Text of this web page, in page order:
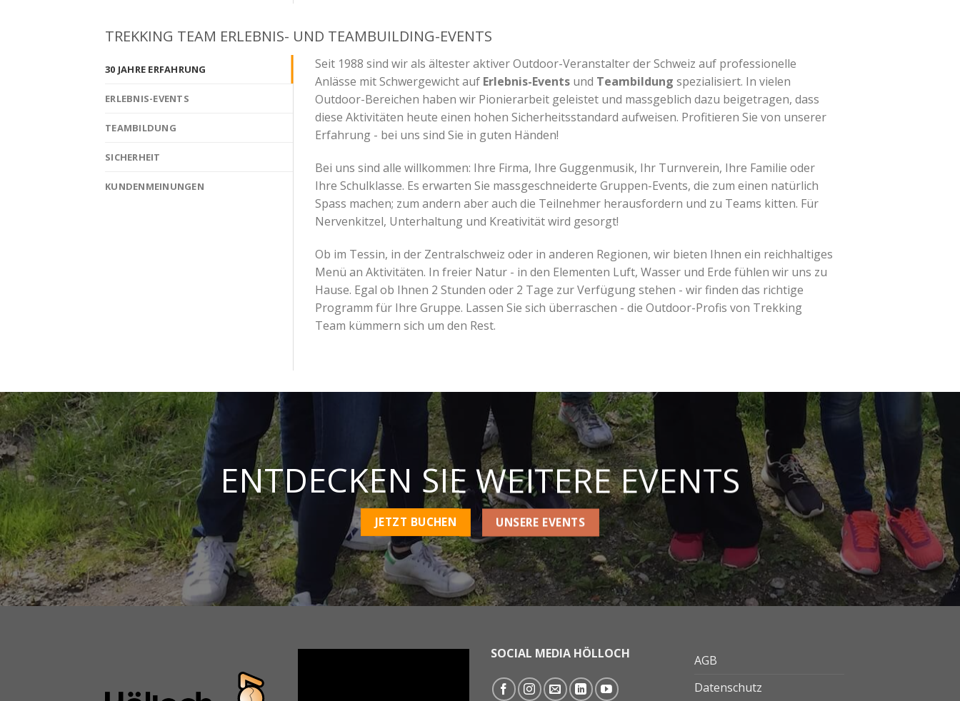
TREKKING TEAM ERLEBNIS- UND TEAMBUILDING-EVENTS
30 JAHRE ERFAHRUNG
ERLEBNIS-EVENTS
TEAMBILDUNG
SICHERHEIT
KUNDENMEINUNGEN
Seit 1988 sind wir als ältester aktiver Outdoor-Veranstalter der Schweiz auf professionelle
Anlässe mit Schwergewicht auf Erlebnis-Eventsund Teambildung spezialisiert. In vielen
Outdoor-Bereichen haben wir Pionierarbeit geleistet und massgeblich dazu beigetragen, dass
diese Aktivitäten heute einen hohen Sicherheitsstandard aufweisen. Profitieren Sie von unserer
Erfahrung - bei uns sind Sie in guten Händen!
Bei uns sind alle willkommen: Ihre Firma, Ihre Guggenmusik, Ihr Turnverein, Ihre Familie oder
Ihre Schulklasse. Es erwarten Sie massgeschneiderte Gruppen-Events, die zum einen natürlich
Spass machen; zum andern aber auch die Teilnehmer herausfordern und zu Teams kitten. Für
Nervenkitzel, Unterhaltung und Kreativität wird gesorgt!
Ob im Tessin, in der Zentralschweiz oder in anderen Regionen, wir bieten Ihnen ein reichhaltiges
Menü an Aktivitäten. In freier Natur - in den Elementen Luft, Wasser und Erde fühlen wir uns zu
Hause. Egal ob Ihnen 2 Stunden oder 2 Tage zur Verfügung stehen - wir finden das richtige
Programm für Ihre Gruppe. Lassen Sie sich überraschen - die Outdoor-Profis von Trekking
Team kümmern sich um den Rest.
ENTDECKEN SIE WEITERE EVENTS
JETZT BUCHEN UNSERE EVENTS
SOCIAL MEDIA HÖLLOCH
AGB
Datenschutz